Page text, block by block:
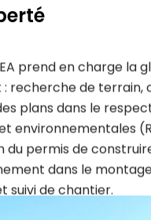
recherche de terrain,
plans dans le
environnementales
du permis de
dans le montage
suivi de chantier.